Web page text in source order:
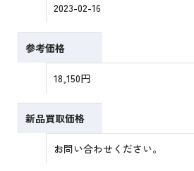
2023-02-16
参考価格
18,150円
新品買取価格
お問い合わせください。